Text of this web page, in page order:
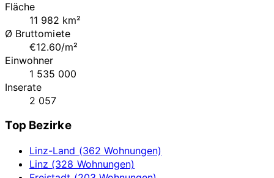
Fläche
11 982 km²
Ø Bruttomiete
€12.60/m²
Einwohner
1 535 000
Inserate
2 057
Top Bezirke
Linz-Land (362 Wohnungen)
Linz (328 Wohnungen)